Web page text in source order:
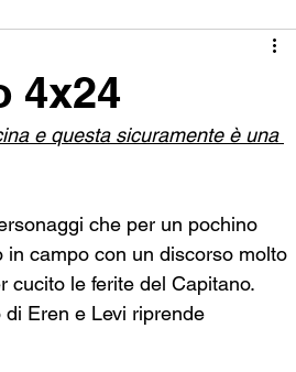
Cinema e TV
e obiettivi Interviste
Anteprime
4x24
e questa sicuramente è una
che per un pochino
campo con un discorso molto
cucito le ferite del Capitano.
Eren e Levi riprende